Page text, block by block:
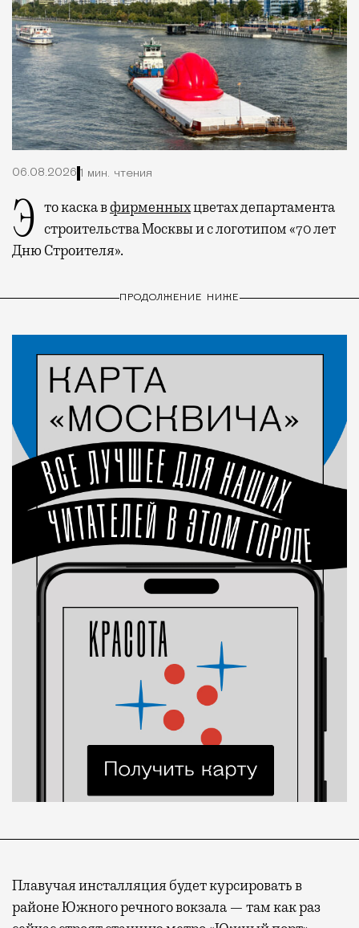
06.08.2026 1 мин. чтения
Это каска вфирменныхцветах департамента
строительства Москвы и с логотипом «70 лет
Дню Строителя».
ПРОДОЛЖЕНИЕ НИЖЕ
Плавучая инсталляция будет курсировать в
районе Южного речного вокзала — там как раз